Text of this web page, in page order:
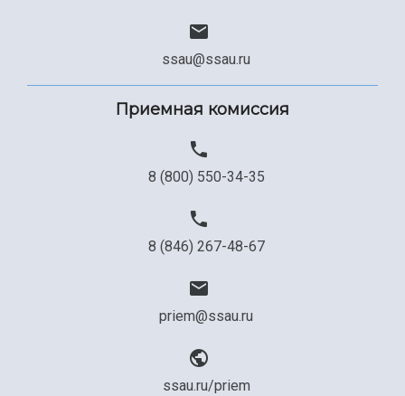
ssau@ssau.ru
Приемная комиссия
8 (800) 550-34-35
8 (846) 267-48-67
priem@ssau.ru
ssau.ru/priem